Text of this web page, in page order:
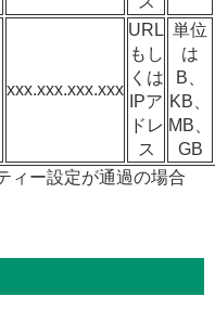
xxx.xxx.xxx.xxx
URL
もし
くは
IPア
ドレ
ス
単位
は
B、
KB、
MB、
GB
ィー設定が通過の場合